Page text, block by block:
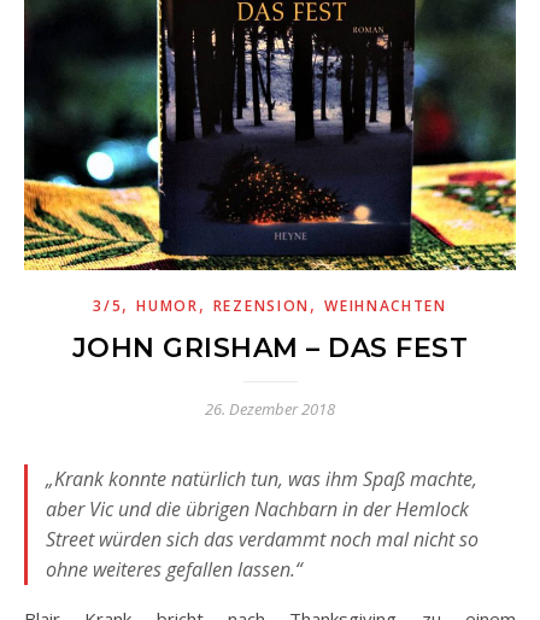
3/5,HUMOR, REZENSION ,WEIHNACHTEN
JOHN GRISHAM – DAS FEST
26. Dezember 2018
„Krank konnte natürlich tun, was ihm Spaß machte,
aber Vic und die übrigen Nachbarn in der Hemlock
Street würden sich das verdammt noch mal nicht so
ohne weiteres gefallen lassen.“